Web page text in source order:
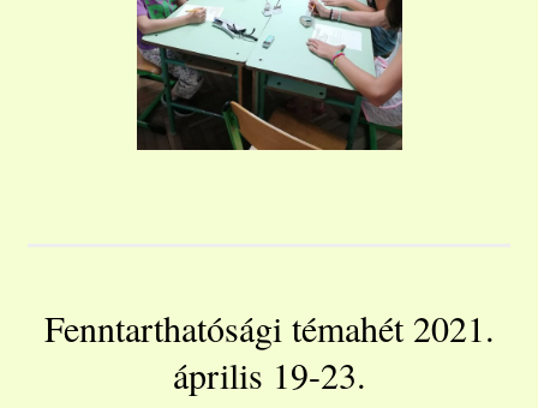
Fenntarthatósági témahét 2021.
április 19-23.